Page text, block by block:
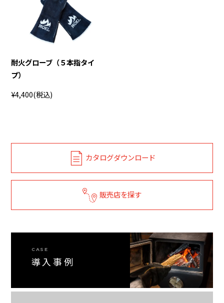
耐火グローブ（５本指タイ
プ）
¥4,400(税込)
カタログダウンロード
販売店を探す
CASE
導入事例